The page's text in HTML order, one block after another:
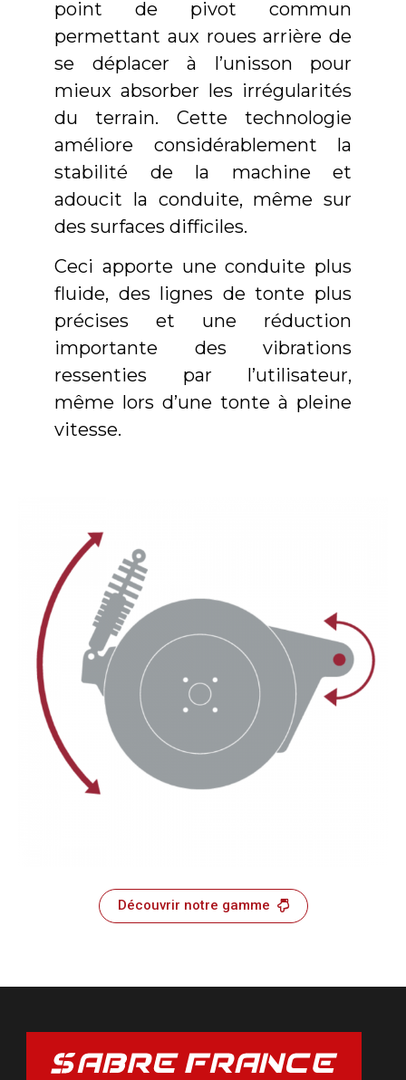
point de pivot commun
permettant aux roues arrière de
se déplacer à l’unisson pour
mieux absorber les irrégularités
du terrain. Cette technologie
améliore considérablement la
stabilité de la machine et
adoucit la conduite, même sur
des surfaces difficiles.
Ceci apporte une conduite plus
fluide, des lignes de tonte plus
précises et une réduction
importante des vibrations
ressenties par l’utilisateur,
même lors d’une tonte à pleine
vitesse.
Découvrir notre gamme